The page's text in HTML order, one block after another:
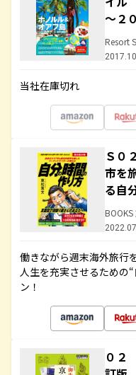
～２
Resort
当社在庫切れ
Ｓ０
市を
る自
働きながら週末海外旅行
人生を充実させるための
ン！
０２